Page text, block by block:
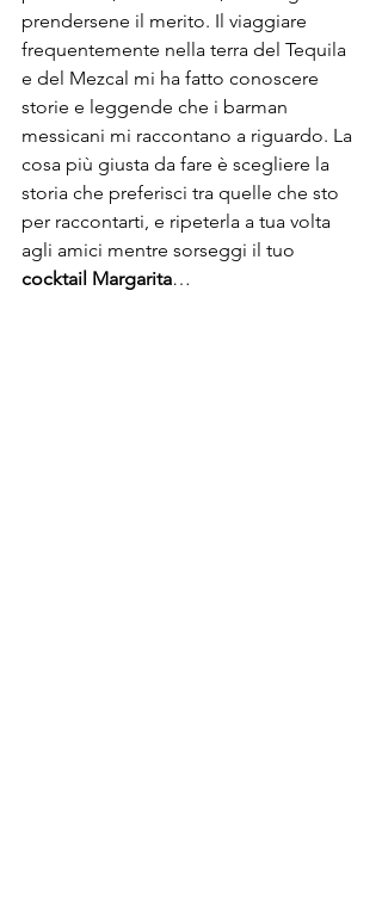
prendersene il merito. Il viaggiare
frequentemente nella terra del Tequila
e del Mezcal mi ha fatto conoscere
storie e leggende che i barman
messicani mi raccontano a riguardo. La
cosa più giusta da fare è scegliere la
storia che preferisci tra quelle che sto
per raccontarti, e ripeterla a tua volta
agli amici mentre sorseggi il tuo
cocktail Margarita…